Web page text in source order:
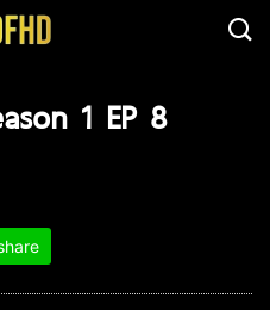
1 EP 8